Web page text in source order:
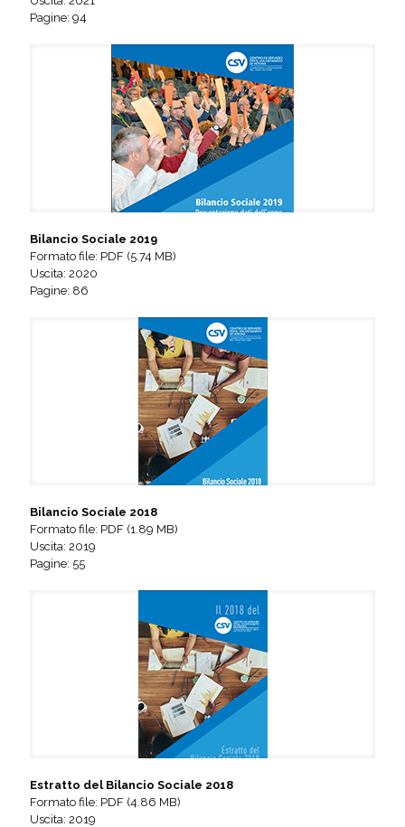
Pagine: 94
Bilancio Sociale 2019
Formato file: PDF (5.74 MB)
Uscita: 2020
Pagine: 86
Bilancio Sociale 2018
Formato file: PDF (1.89 MB)
Uscita: 2019
Pagine: 55
Estratto del Bilancio Sociale 2018
Formato file: PDF (4.86 MB)
Uscita: 2019